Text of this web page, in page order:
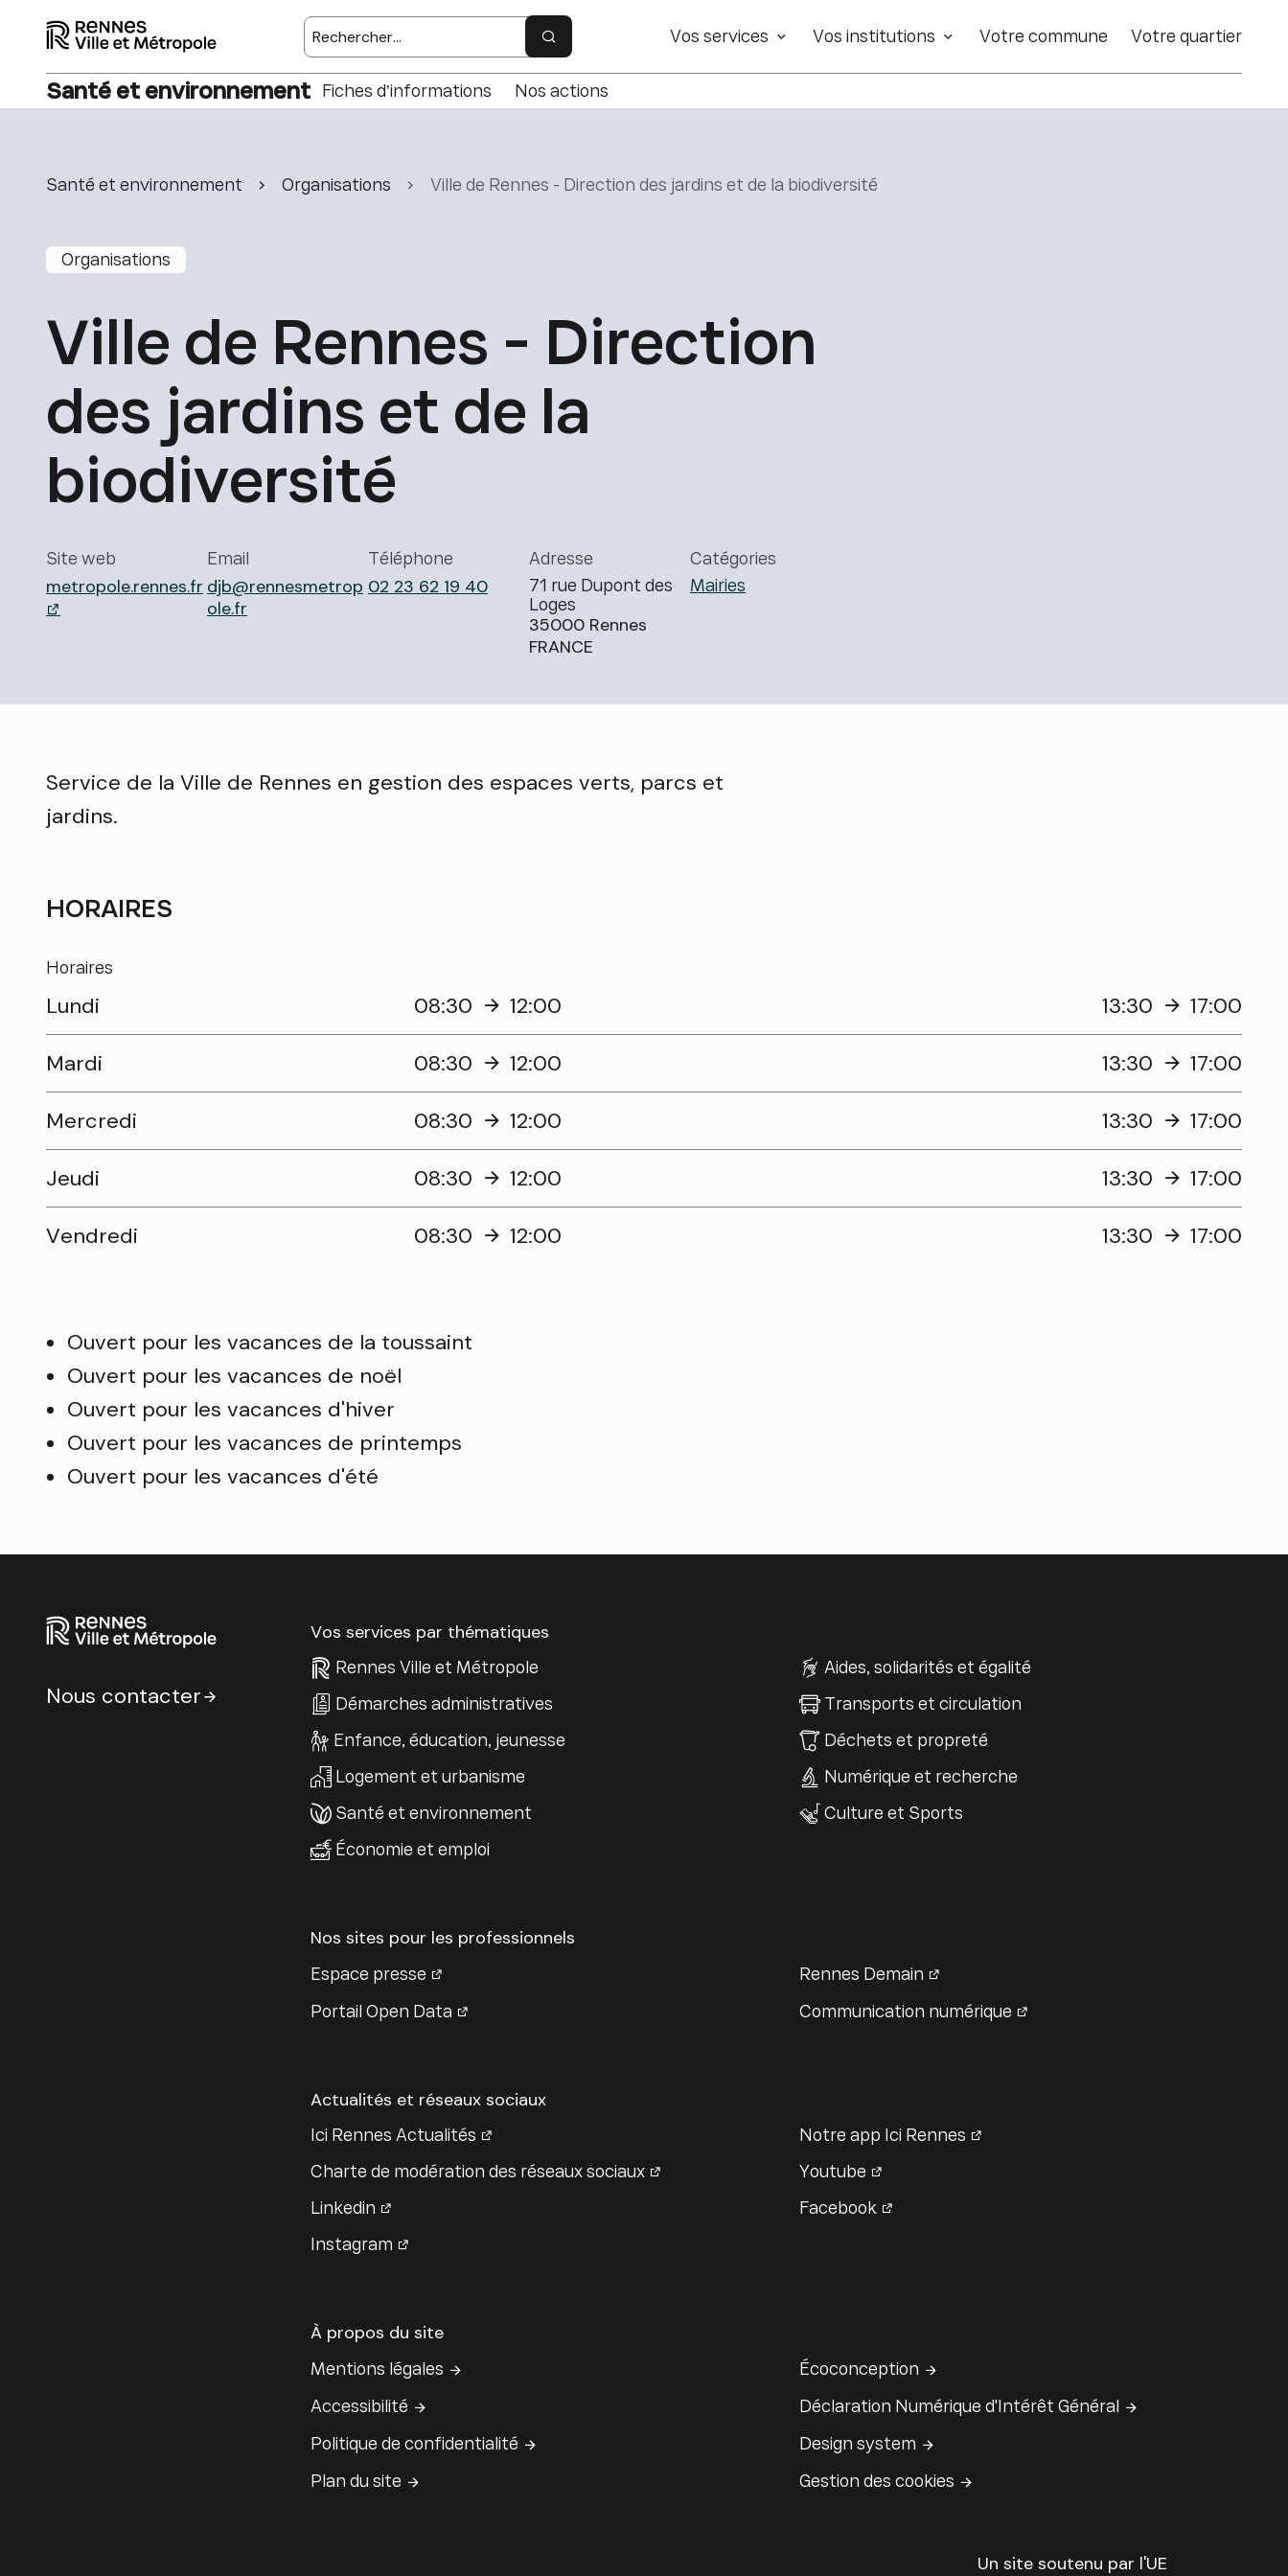
Rechercher sur le site
Rechercher sur le site
Vos services Vos institutions Votre commune Votre quartier
Santé et environnement Fiches d’informations Nos actions
Santé et environnement Organisations Ville de Rennes - Direction des jardins et de la biodiversité
Ville de Rennes - Direction
des jardins et de la
biodiversité
Organisations
Catégories
Mairies
Site web
metropole.rennes.fr
- lien externe
Email
djb@rennesmetrop
ole.fr
Téléphone
02 23 62 19 40
Adresse
71 rue Dupont des
Loges
35000 Rennes
FRANCE
Service de la Ville de Rennes en gestion des espaces verts, parcs et
jardins.
HORAIRES
Horaires
Lundi 08:30 12:00 13:30 17:00
Mardi 08:30 12:00 13:30 17:00
Mercredi 08:30 12:00 13:30 17:00
Jeudi 08:30 12:00 13:30 17:00
Vendredi 08:30 12:00 13:30 17:00
Ouvert pour les vacances de la toussaint
Ouvert pour les vacances de noël
Ouvert pour les vacances d'hiver
Ouvert pour les vacances de printemps
Ouvert pour les vacances d'été
Nous contacter
Vos services par thématiques
Rennes Ville et Métropole
Aides, solidarités et égalité
Démarches administratives
Transports et circulation
Enfance, éducation, jeunesse
Déchets et propreté
Logement et urbanisme
Numérique et recherche
Santé et environnement
Culture et Sports
Économie et emploi
Nos sites pour les professionnels
Espace presse
Rennes Demain
Portail Open Data
Communication numérique
Actualités et réseaux sociaux
Ici Rennes Actualités
Notre app Ici Rennes
Charte de modération des réseaux sociaux
Youtube
Linkedin
Facebook
Instagram
À propos du site
Mentions légales
Écoconception
Accessibilité
Déclaration Numérique d'Intérêt Général
Politique de confidentialité
Design system
Plan du site
Gestion des cookies
Un site soutenu par l'UE